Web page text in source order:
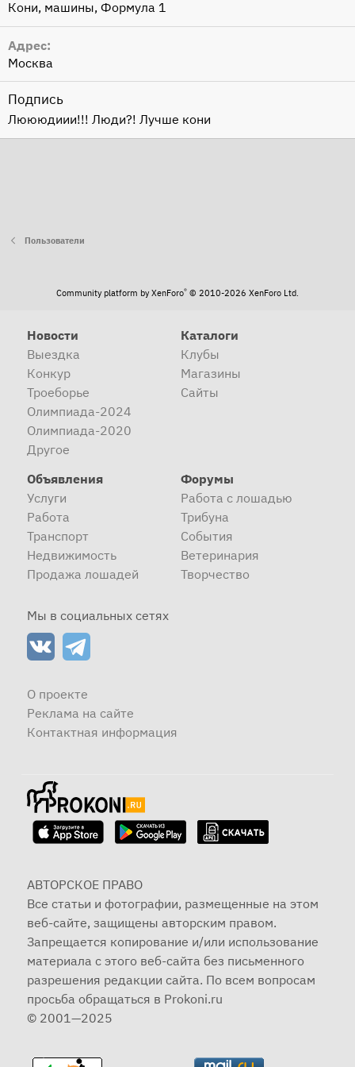
Кони, машины, Формула 1
Адрес
Москва
Подпись
Люююдиии!!! Люди?! Лучше кони
Пользователи
Community platform by XenForo® © 2010-2026 XenForo Ltd.
Новости
Выездка
Конкур
Троеборье
Олимпиада-2024
Олимпиада-2020
Другое
Каталоги
Клубы
Магазины
Сайты
Объявления
Услуги
Работа
Транспорт
Недвижимость
Продажа лошадей
Форумы
Работа с лошадью
Трибуна
События
Ветеринария
Творчество
Мы в социальных сетях
О проекте
Реклама на сайте
Контактная информация
АВТОРСКОЕ ПРАВО
Все статьи и фотографии, размещенные на этом
веб-сайте, защищены авторским правом.
Запрещается копирование и/или использование
материала с этого веб-сайта без письменного
разрешения редакции сайта. По всем вопросам
просьба обращаться в Prokoni.ru
© 2001—2025